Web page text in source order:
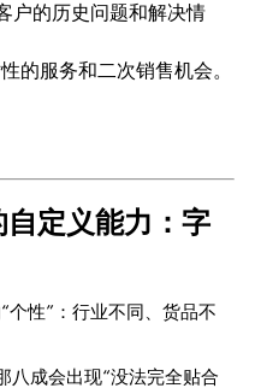
户的历史问题和解决情
的服务和二次销售机会。
定义能力：字
个性”：行业不同、货品不
八成会出现“没法完全贴合